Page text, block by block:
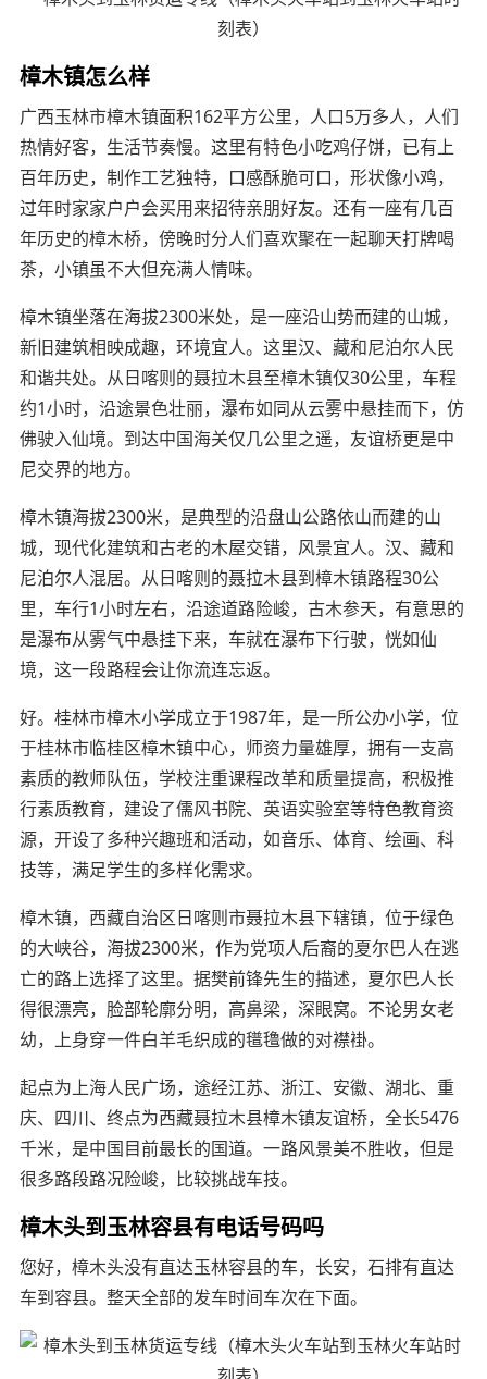
樟木镇怎么样
广西玉林市樟木镇面积162平方公里，人口5万多人，人们
热情好客，生活节奏慢。这里有特色小吃鸡仔饼，已有上
百年历史，制作工艺独特，口感酥脆可口，形状像小鸡，
过年时家家户户会买用来招待亲朋好友。还有一座有几百
年历史的樟木桥，傍晚时分人们喜欢聚在一起聊天打牌喝
茶，小镇虽不大但充满人情味。
樟木镇坐落在海拔2300米处，是一座沿山势而建的山城，
新旧建筑相映成趣，环境宜人。这里汉、藏和尼泊尔人民
和谐共处。从日喀则的聂拉木县至樟木镇仅30公里，车程
约1小时，沿途景色壮丽，瀑布如同从云雾中悬挂而下，仿
佛驶入仙境。到达中国海关仅几公里之遥，友谊桥更是中
尼交界的地方。
樟木镇海拔2300米，是典型的沿盘山公路依山而建的山
城，现代化建筑和古老的木屋交错，风景宜人。汉、藏和
尼泊尔人混居。从日喀则的聂拉木县到樟木镇路程30公
里，车行1小时左右，沿途道路险峻，古木参天，有意思的
是瀑布从雾气中悬挂下来，车就在瀑布下行驶，恍如仙
境，这一段路程会让你流连忘返。
好。桂林市樟木小学成立于1987年，是一所公办小学，位
于桂林市临桂区樟木镇中心，师资力量雄厚，拥有一支高
素质的教师队伍，学校注重课程改革和质量提高，积极推
行素质教育，建设了儒风书院、英语实验室等特色教育资
源，开设了多种兴趣班和活动，如音乐、体育、绘画、科
技等，满足学生的多样化需求。
樟木镇，西藏自治区日喀则市聂拉木县下辖镇，位于绿色
的大峡谷，海拔2300米，作为党项人后裔的夏尔巴人在逃
亡的路上选择了这里。据樊前锋先生的描述，夏尔巴人长
得很漂亮，脸部轮廓分明，高鼻梁，深眼窝。不论男女老
幼，上身穿一件白羊毛织成的氆氇做的对襟褂。
起点为上海人民广场，途经江苏、浙江、安徽、湖北、重
庆、四川、终点为西藏聂拉木县樟木镇友谊桥，全长5476
千米，是中国目前最长的国道。一路风景美不胜收，但是
很多路段路况险峻，比较挑战车技。
樟木头到玉林容县有电话号码吗
您好，樟木头没有直达玉林容县的车，长安，石排有直达
车到容县。整天全部的发车时间车次在下面。